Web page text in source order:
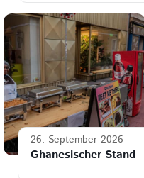
26. September 2026
Ghanesischer Stand